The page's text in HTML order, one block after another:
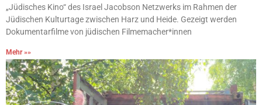
„Jüdisches Kino“ des Israel Jacobson Netzwerks im Rahmen der
Jüdischen Kulturtage zwischen Harz und Heide. Gezeigt werden
Dokumentarfilme von jüdischen Filmemacher*innen
Mehr »»